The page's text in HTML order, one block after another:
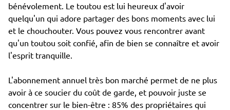
bénévolement. Le toutou est lui heureux d'avoir
quelqu'un qui adore partager des bons moments avec lui
et le chouchouter. Vous pouvez vous rencontrer avant
qu'un toutou soit confié, afin de bien se connaître et avoir
l'esprit tranquille.
L'abonnement annuel très bon marché permet de ne plus
avoir à ce soucier du coût de garde, et pouvoir juste se
concentrer sur le bien-être : 85% des propriétaires qui